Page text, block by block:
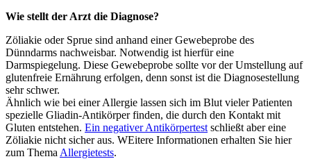
Wie stellt der Arzt die Diagnose?
Zöliakie oder Sprue sind anhand einer Gewebeprobe des
Dünndarms nachweisbar. Notwendig ist hierfür eine
Darmspiegelung. Diese Gewebeprobe sollte vor der Umstellung auf
glutenfreie Ernährung erfolgen, denn sonst ist die Diagnosestellung
sehr schwer.
Ähnlich wie bei einer Allergie lassen sich im Blut vieler Patienten
spezielle Gliadin-Antikörper finden, die durch den Kontakt mit
Gluten entstehen. Ein negativer Antikörpertest schließt aber eine
Zöliakie nicht sicher aus. WEitere Informationen erhalten Sie hier
zum Thema Allergietests.